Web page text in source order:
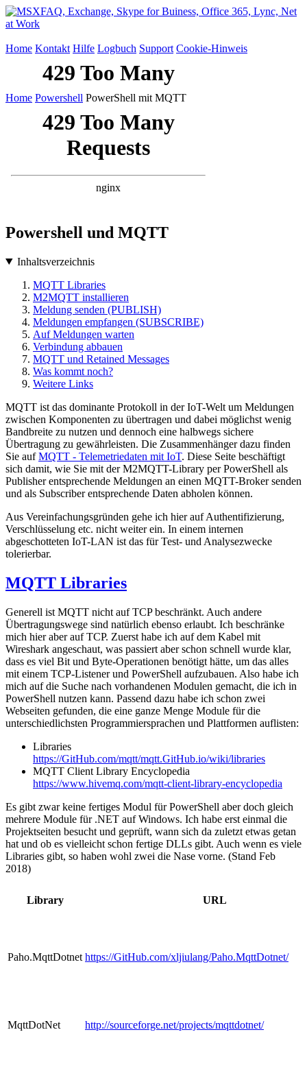
Home Kontakt Hilfe Logbuch Support Cookie-Hinweis
Home Powershell PowerShell mit MQTT
Powershell und MQTT
Inhaltsverzeichnis
MQTT Libraries
M2MQTT installieren
Meldung senden (PUBLISH)
Meldungen empfangen (SUBSCRIBE)
Auf Meldungen warten
Verbindung abbauen
MQTT und Retained Messages
Was kommt noch?
Weitere Links
MQTT ist das dominante Protokoll in der IoT-Welt um Meldungen
zwischen Komponenten zu übertragen und dabei möglichst wenig
Bandbreite zu nutzen und dennoch eine halbwegs sichere
Übertragung zu gewährleisten. Die Zusammenhänger dazu finden
Sie aufMQTT - Telemetriedaten mit IoT. Diese Seite beschäftigt
sich damit, wie Sie mit der M2MQTT-Library per PowerShell als
Publisher entsprechende Meldungen an einen MQTT-Broker senden
und als Subscriber entsprechende Daten abholen können.
Aus Vereinfachungsgründen gehe ich hier auf Authentifizierung,
Verschlüsselung etc. nicht weiter ein. In einem internen
abgeschotteten IoT-LAN ist das für Test- und Analysezwecke
tolerierbar.
MQTT Libraries
Generell ist MQTT nicht auf TCP beschränkt. Auch andere
Übertragungswege sind natürlich ebenso erlaubt. Ich beschränke
mich hier aber auf TCP. Zuerst habe ich auf dem Kabel mit
Wireshark angeschaut, was passiert aber schon schnell wurde klar,
dass es viel Bit und Byte-Operationen benötigt hätte, um das alles
mit einem TCP-Listener und PowerShell aufzubauen. Also habe ich
mich auf die Suche nach vorhandenen Modulen gemacht, die ich in
PowerShell nutzen kann. Passend dazu habe ich schon zwei
Webseiten gefunden, die eine ganze Menge Module für die
unterschiedlichsten Programmiersprachen und Plattformen auflisten:
Libraries
https://GitHub.com/mqtt/mqtt.GitHub.io/wiki/libraries
MQTT Client Library Encyclopedia
https://www.hivemq.com/mqtt-client-library-encyclopedia
Es gibt zwar keine fertiges Modul für PowerShell aber doch gleich
mehrere Module für .NET auf Windows. Ich habe erst einmal die
Projektseiten besucht und geprüft, wann sich da zuletzt etwas getan
hat und ob es vielleicht schon fertige DLLs gibt. Auch wenn es viele
Libraries gibt, so haben wohl zwei die Nase vorne. (Stand Feb
2018)
Library URL
Paho.MqttDotnet https://GitHub.com/xljiulang/Paho.MqttDotnet/
MqttDotNet http://sourceforge.net/projects/mqttdotnet/